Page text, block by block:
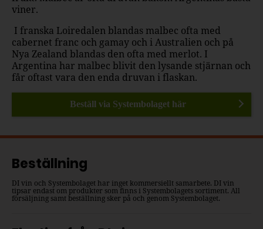
viner.
I franska Loiredalen blandas malbec ofta med
cabernet franc och gamay och i Australien och på
Nya Zealand blandas den ofta med merlot. I
Argentina har malbec blivit den lysande stjärnan och
får oftast vara den enda druvan i flaskan.
Beställ via Systembolaget här
Beställning
DI vin och Systembolaget har inget kommersiellt samarbete. DI vin
tipsar endast om produkter som finns i Systembolagets sortiment. All
försäljning samt beställning sker på och genom Systembolaget.